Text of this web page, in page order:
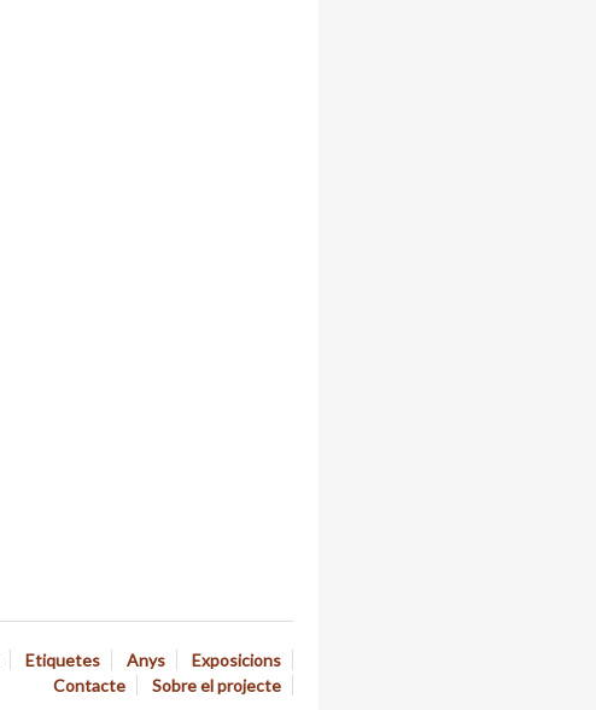
Etiquetes Anys
Exposicions
Contacte
Sobre el projecte